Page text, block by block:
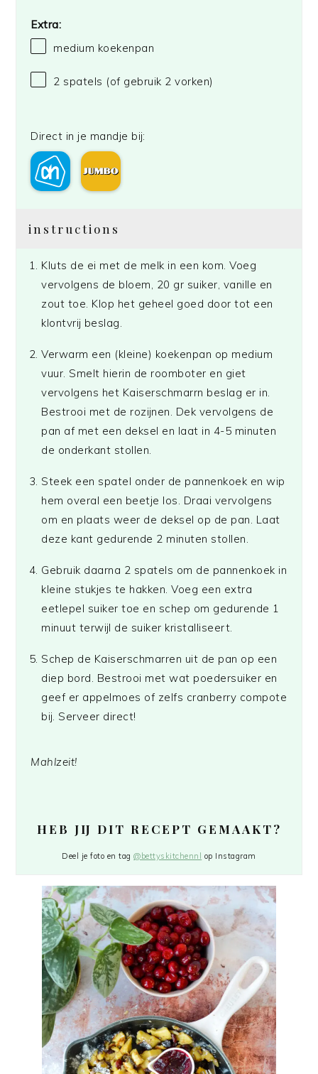
Extra:
medium koekenpan
2 spatels (of gebruik 2 vorken)
Direct in je mandje bij:
instructions
Kluts de ei met de melk in een kom. Voeg
vervolgens de bloem, 20 gr suiker, vanille en
zout toe. Klop het geheel goed door tot een
klontvrij beslag.
Verwarm een (kleine) koekenpan op medium
vuur. Smelt hierin de roomboter en giet
vervolgens het Kaiserschmarrn beslag er in.
Bestrooi met de rozijnen. Dek vervolgens de
pan af met een deksel en laat in 4-5 minuten
de onderkant stollen.
Steek een spatel onder de pannenkoek en wip
hem overal een beetje los. Draai vervolgens
om en plaats weer de deksel op de pan. Laat
deze kant gedurende 2 minuten stollen.
Gebruik daarna 2 spatels om de pannenkoek in
kleine stukjes te hakken. Voeg een extra
eetlepel suiker toe en schep om gedurende 1
minuut terwijl de suiker kristalliseert.
Schep de Kaiserschmarren uit de pan op een
diep bord. Bestrooi met wat poedersuiker en
geef er appelmoes of zelfs cranberry compote
bij. Serveer direct!
Mahlzeit!
HEB JIJ DIT RECEPT GEMAAKT?
Deel je foto en tag@bettyskitchennl op Instagram